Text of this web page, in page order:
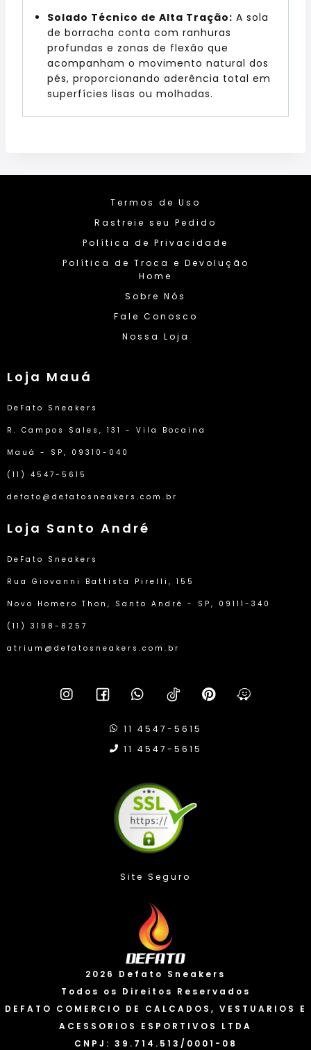
Solado Técnico de Alta Tração: A sola
de borracha conta com ranhuras
profundas e zonas de flexão que
acompanham o movimento natural dos
pés, proporcionando aderência total em
superfícies lisas ou molhadas.
Termos de Uso
Rastreie seu Pedido
Política de Privacidade
Política de Troca e Devolução
Home
Sobre Nós
Fale Conosco
Nossa Loja
Loja Mauá
DeFato Sneakers
R. Campos Sales, 131 - Vila Bocaina
Mauá - SP, 09310-040
(11) 4547-5615
defato@defatosneakers.com.br
Loja Santo André
DeFato Sneakers
Rua Giovanni Battista Pirelli, 155
Novo Homero Thon, Santo André - SP, 09111-340
(11) 3198-8257
atrium@defatosneakers.com.br
11 4547-5615
11 4547-5615
Site Seguro
2026 Defato Sneakers
Todos os Direitos Reservados
DEFATO COMERCIO DE CALCADOS, VESTUARIOS E
ACESSORIOS ESPORTIVOS LTDA
CNPJ: 39.714.513/0001-08